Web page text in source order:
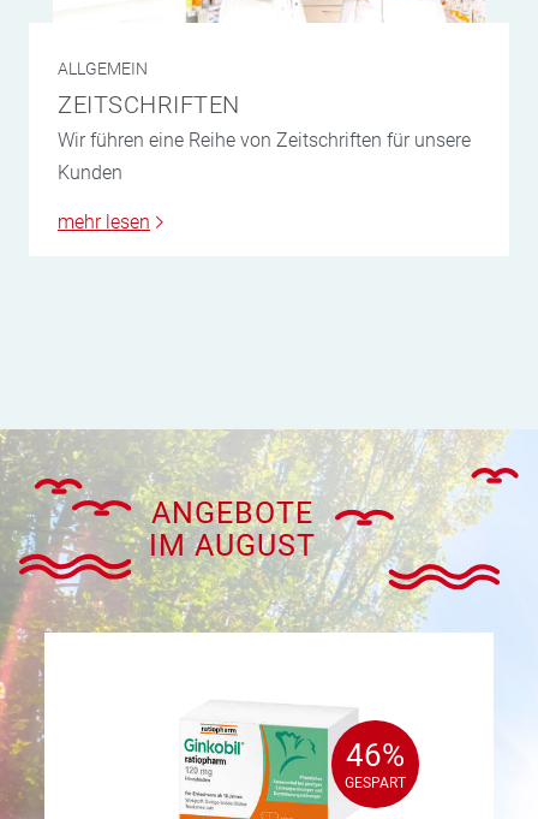
ALLGEMEIN
ZEITSCHRIFTEN
Wir führen eine Reihe von Zeitschriften für unsere
Kunden
mehr lesen
ANGEBOTE
IM AUGUST
46%
GESPART
46%
GESPART